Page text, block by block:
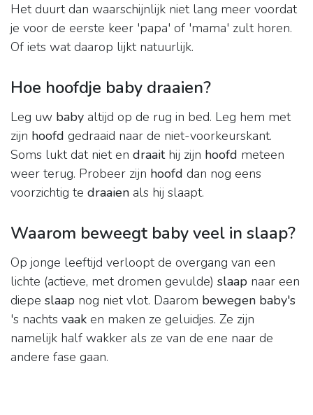
Het duurt dan waarschijnlijk niet lang meer voordat
je voor de eerste keer 'papa' of 'mama' zult horen.
Of iets wat daarop lijkt natuurlijk.
Hoe hoofdje baby draaien?
Leg uw baby altijd op de rug in bed. Leg hem met
zijn hoofd gedraaid naar de niet-voorkeurskant.
Soms lukt dat niet en draaithij zijn hoofd meteen
weer terug. Probeer zijn hoofd dan nog eens
voorzichtig te draaien als hij slaapt.
Waarom beweegt baby veel in slaap?
Op jonge leeftijd verloopt de overgang van een
lichte (actieve, met dromen gevulde) slaap naar een
diepe slaap nog niet vlot. Daarom bewegen baby's
's nachts vaak en maken ze geluidjes. Ze zijn
namelijk half wakker als ze van de ene naar de
andere fase gaan.